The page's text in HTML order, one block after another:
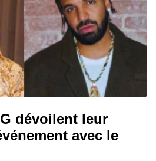
dévoilent leur
avec le